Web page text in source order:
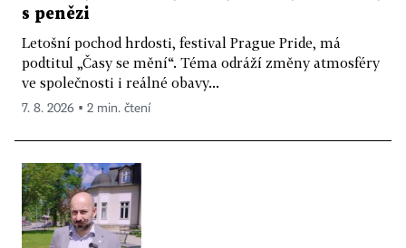
s penězi
Letošní pochod hrdosti, festival Prague Pride, má
podtitul „Časy se mění“. Téma odráží změny atmosféry
ve společnosti i reálné obavy...
7. 8. 2026 ▪ 2 min. čtení